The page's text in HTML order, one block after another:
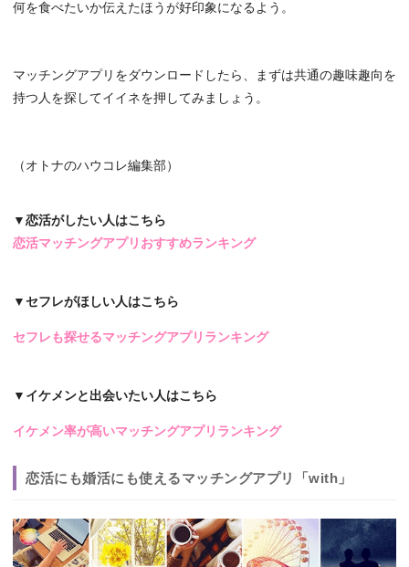
何を食べたいか伝えたほうが好印象になるよう。
マッチングアプリをダウンロードしたら、まずは共通の趣味趣向を
持つ人を探してイイネを押してみましょう。
（オトナのハウコレ編集部）
▼恋活がしたい人はこちら
恋活マッチングアプリおすすめランキング
▼セフレがほしい人はこちら
セフレも探せるマッチングアプリランキング
▼イケメンと出会いたい人はこちら
イケメン率が高いマッチングアプリランキング
恋活にも婚活にも使えるマッチングアプリ「with」